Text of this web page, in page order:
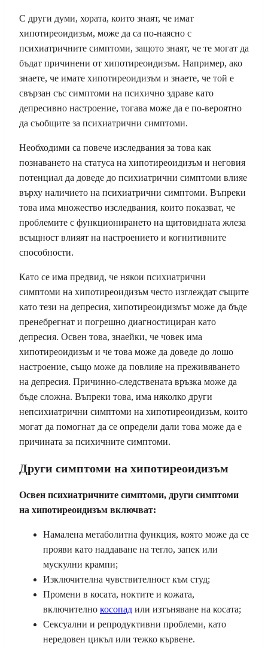
С други думи, хората, които знаят, че имат
хипотиреоидизъм, може да са по-наясно с
психиатричните симптоми, защото знаят, че те могат да
бъдат причинени от хипотиреоидизъм. Например, ако
знаете, че имате хипотиреоидизъм и знаете, че той е
свързан със симптоми на психично здраве като
депресивно настроение, тогава може да е по-вероятно
да съобщите за психиатрични симптоми.
Необходими са повече изследвания за това как
познаването на статуса на хипотиреоидизъм и неговия
потенциал да доведе до психиатрични симптоми влияе
върху наличието на психиатрични симптоми. Въпреки
това има множество изследвания, които показват, че
проблемите с функционирането на щитовидната жлеза
всъщност влияят на настроението и когнитивните
способности.
Като се има предвид, че някои психиатрични
симптоми на хипотиреоидизъм често изглеждат същите
като тези на депресия, хипотиреоидизмът може да бъде
пренебрегнат и погрешно диагностициран като
депресия. Освен това, знаейки, че човек има
хипотиреоидизъм и че това може да доведе до лошо
настроение, също може да повлияе на преживяването
на депресия. Причинно-следствената връзка може да
бъде сложна. Въпреки това, има няколко други
непсихиатрични симптоми на хипотиреоидизъм, които
могат да помогнат да се определи дали това може да е
причината за психичните симптоми.
Други симптоми на хипотиреоидизъм
Освен психиатричните симптоми, други симптоми
на хипотиреоидизъм включват:
Намалена метаболитна функция, която може да се
прояви като наддаване на тегло, запек или
мускулни крампи;
Изключителна чувствителност към студ;
Промени в косата, ноктите и кожата,
включително косопад или изтъняване на косата;
Сексуални и репродуктивни проблеми, като
нередовен цикъл или тежко кървене.